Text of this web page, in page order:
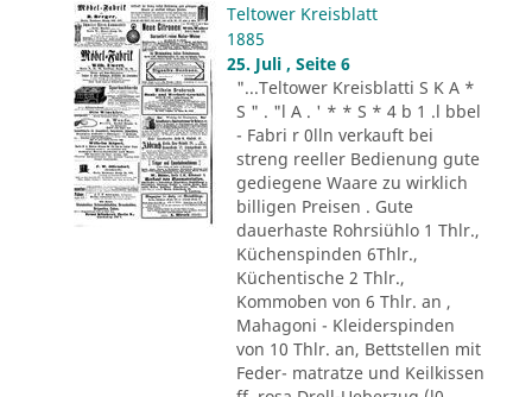
Teltower Kreisblatt
1885
25. Juli , Seite 6
"...Teltower Kreisblatti S K A *
S " . "l A . ' * * S * 4 b 1 .l bbel
- Fabri r 0lln verkauft bei
streng reeller Bedienung gute
gediegene Waare zu wirklich
billigen Preisen . Gute
dauerhaste Rohrsiühlo 1 Thlr.,
Küchenspinden 6Thlr.,
Küchentische 2 Thlr.,
Kommoben von 6 Thlr. an ,
Mahagoni - Kleiderspinden
von 10 Thlr. an, Bettstellen mit
Feder- matratze und Keilkissen